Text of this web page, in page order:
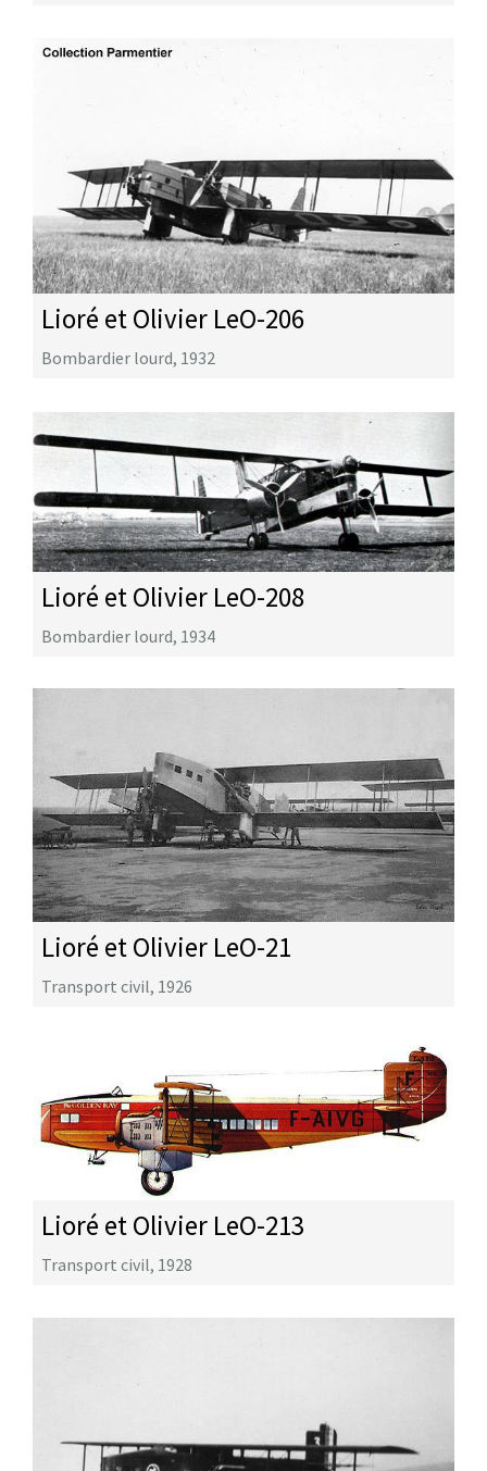
Lioré et Olivier LeO-206
Bombardier lourd, 1932
Lioré et Olivier LeO-208
Bombardier lourd, 1934
Lioré et Olivier LeO-21
Transport civil, 1926
Lioré et Olivier LeO-213
Transport civil, 1928